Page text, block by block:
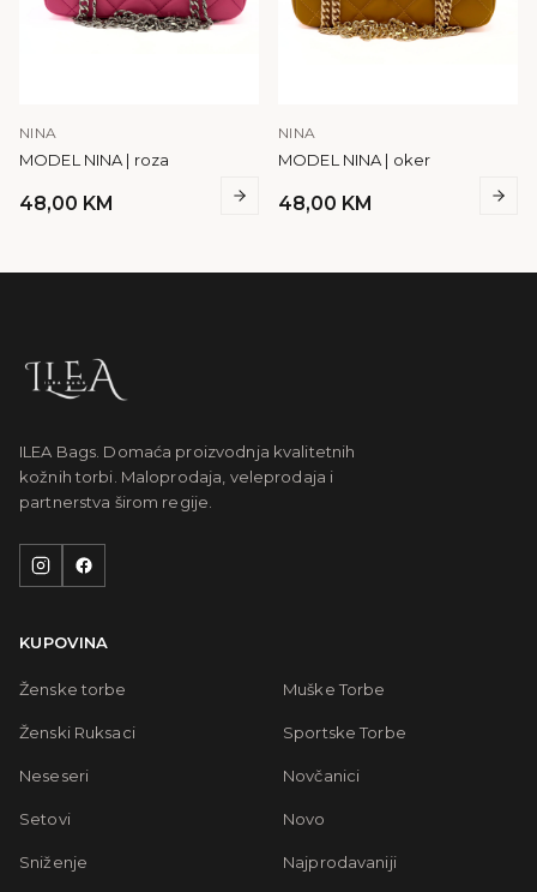
NINA
MODEL NINA | roza
48,00 KM
NINA
MODEL NINA | oker
48,00 KM
ILEA Bags. Domaća proizvodnja kvalitetnih
kožnih torbi. Maloprodaja, veleprodaja i
partnerstva širom regije.
KUPOVINA
Ženske torbe Muške Torbe
Ženski Ruksaci Sportske Torbe
Neseseri Novčanici
Setovi Novo
Sniženje Najprodavaniji